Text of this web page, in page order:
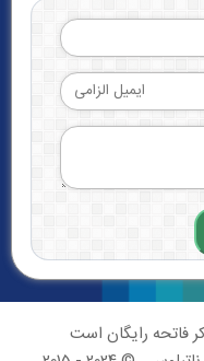
فاتحه رایگان است